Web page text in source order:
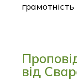
грамотність
від